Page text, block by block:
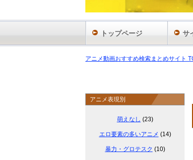
アニメ動画おすすめ検索まとめサイト
アニメ表現別
萌えなし (23)
エロ要素の多いアニメ (14)
暴力・グロテスク (10)
トップページ サ